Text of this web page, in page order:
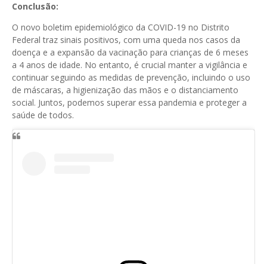
Conclusão:
O novo boletim epidemiológico da COVID-19 no Distrito
Federal traz sinais positivos, com uma queda nos casos da
doença e a expansão da vacinação para crianças de 6 meses
a 4 anos de idade. No entanto, é crucial manter a vigilância e
continuar seguindo as medidas de prevenção, incluindo o uso
de máscaras, a higienização das mãos e o distanciamento
social. Juntos, podemos superar essa pandemia e proteger a
saúde de todos.